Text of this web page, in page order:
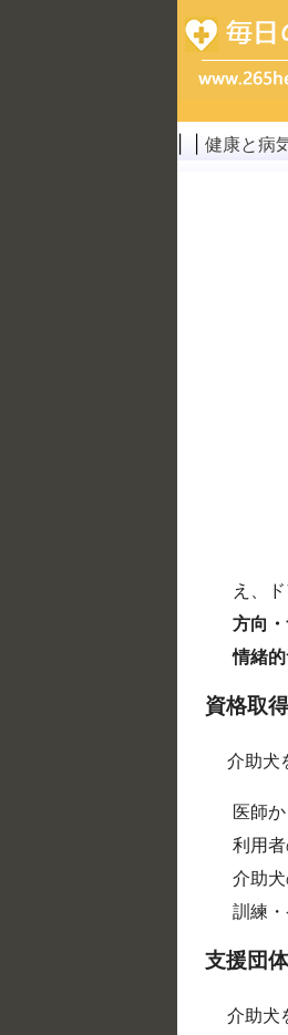
健康と病
え、
方向
情緒
資格取
介助犬
医師
利用
介助
訓練
支援団
介助犬